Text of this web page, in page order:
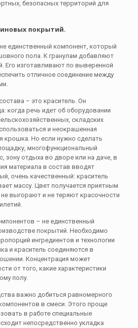
безопасных территорий для
покрытий.
единственный компонент, который
пола. К гранулам добавляют
Его изготавливают по выверенной
отличное соединение между
– это краситель. Он
когда речь идет об оборудовании
складских
и неокрашенная
крошка. Но если нужно сделать
многофункциональный
зону отдыха во дворе или на даче, в
материала в состав вводят
очень качественный: краситель
массу. Цвет получается приятным
выгорают и не теряют красочности
– не единственный
покрытий. Необходимо
ингредиентов и технологии
и краситель соединяются в
Концентрация может
от того, какие характеристики
полу.
важно добиться равномерного
в смеси. Этого проще
в работе специальные
непосредственно укладка